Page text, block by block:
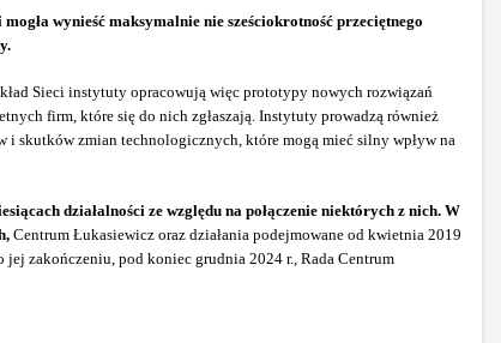
wynieść maksymalnie nie sześciokrotność przeciętnego
Sieci instytuty opracowują więc prototypy nowych rozwiązań
firm, które się do nich zgłaszają. Instytuty prowadzą również
i skutków zmian technologicznych, które mogą mieć silny wpływ na
działalności ze względu na połączenie niektórych z nich. W
Centrum Łukasiewicz oraz działania podejmowane od kwietnia 2019
zakończeniu, pod koniec grudnia 2024 r., Rada Centrum